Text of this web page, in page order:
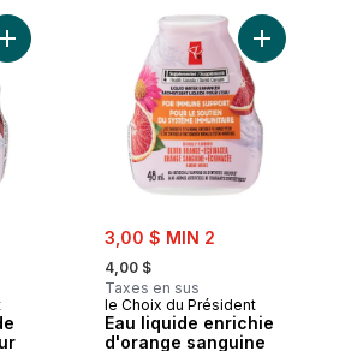
sale:
3,00 $ MIN 2
, formerly:
4,00 $
Taxes en sus
le Choix du Président
Eau liquide enrichie
d'orange sanguine
Ajouter